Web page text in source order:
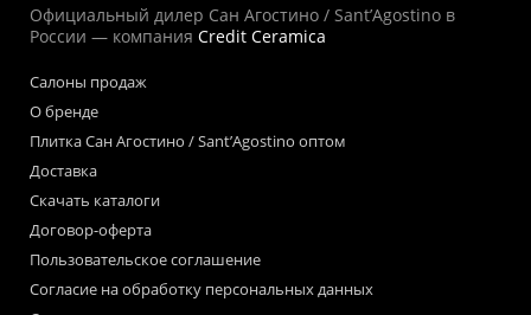
Официальный дилер Сан Агостино / Sant’Agostino в
России — компания Credit Ceramica
Салоны продаж
О бренде
Плитка Сан Агостино / Sant’Agostino оптом
Доставка
Скачать каталоги
Договор-оферта
Пользовательское соглашение
Согласие на обработку персональных данных